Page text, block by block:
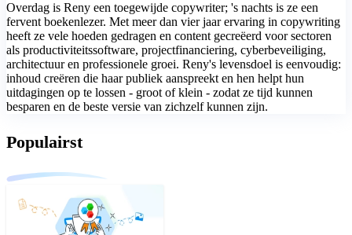
Overdag is Reny een toegewijde copywriter; 's nachts is ze een
fervent boekenlezer. Met meer dan vier jaar ervaring in copywriting
heeft ze vele hoeden gedragen en content gecreëerd voor sectoren
als productiviteitssoftware, projectfinanciering, cyberbeveiliging,
architectuur en professionele groei. Reny's levensdoel is eenvoudig:
inhoud creëren die haar publiek aanspreekt en hen helpt hun
uitdagingen op te lossen - groot of klein - zodat ze tijd kunnen
besparen en de beste versie van zichzelf kunnen zijn.
Populairst